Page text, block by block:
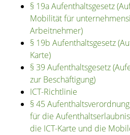
§ 19a Aufenthaltsgesetz
Mobilität für
Arbeitnehmer)
§ 19b Aufenthaltsgesetz
Karte)
§ 39 Aufenthaltsgesetz
zur Beschäftigung)
ICT-Richtlinie
§ 45
für die
die ICT-Karte und die